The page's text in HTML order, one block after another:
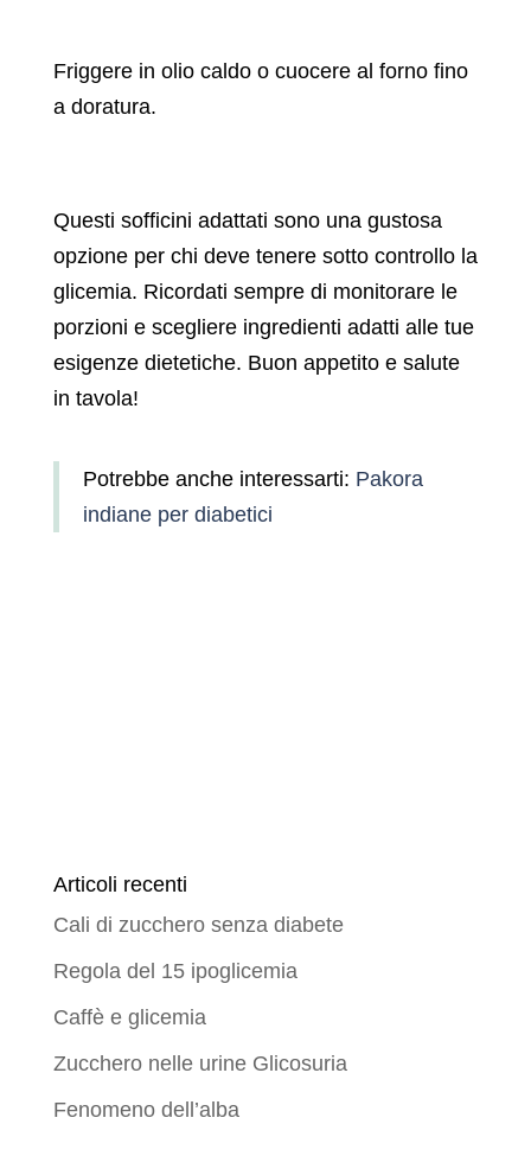
Friggere in olio caldo o cuocere al forno fino
a doratura.
Questi sofficini adattati sono una gustosa
opzione per chi deve tenere sotto controllo la
glicemia. Ricordati sempre di monitorare le
porzioni e scegliere ingredienti adatti alle tue
esigenze dietetiche. Buon appetito e salute
in tavola!
Potrebbe anche interessarti: Pakora
indiane per diabetici
Articoli recenti
Cali di zucchero senza diabete
Regola del 15 ipoglicemia
Caffè e glicemia
Zucchero nelle urine Glicosuria
Fenomeno dell’alba